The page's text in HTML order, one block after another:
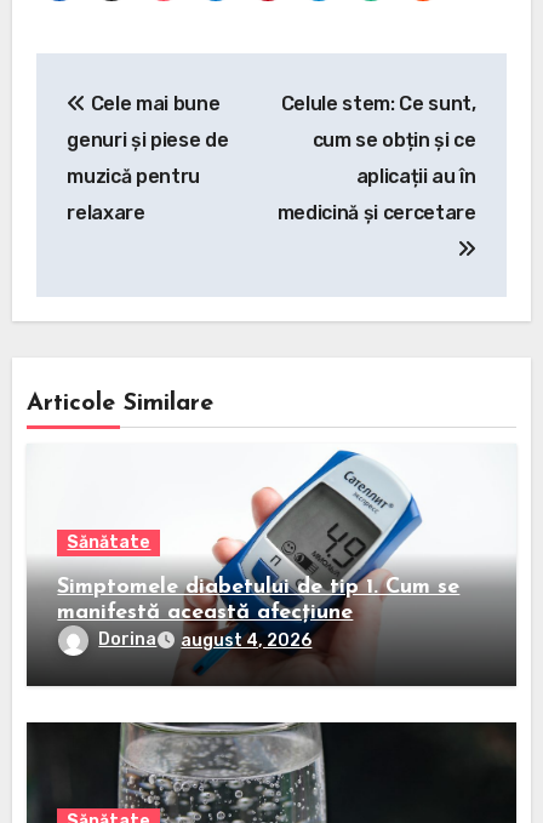
articole
Cele mai bune
genuri și piese de
muzică pentru
relaxare
Celule stem: Ce sunt,
cum se obțin și ce
aplicații au în
medicină și cercetare
Articole Similare
Sănătate
Simptomele diabetului de tip 1. Cum se
manifestă această afecțiune
Dorina august 4, 2026